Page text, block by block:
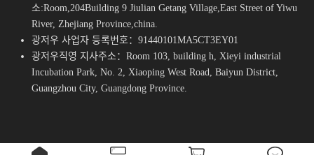
소:Room,204Building 9 Jiulian Getang Village,East Street of Yiwu
River, Zhejiang Province,china.
광저우 사업자 등록번호：91440101MA5CT3EY01
광저우직영 지사주소：Room 103, building h, Xieyi industrial
Incubation Park, No. 2, Xiaoping West Road, Baiyun District,
Guangzhou City, Guangdong Province.